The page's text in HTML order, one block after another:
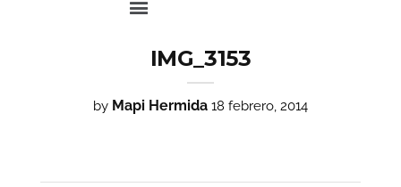
IMG_3153
by Mapi Hermida 18 febrero, 2014